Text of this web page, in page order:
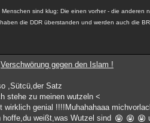
Menschen sind klug: Die einen vorher - die anderen
haben die DDR überstanden und werden auch die
Verschwörung gegen den Islam !
,Sütcü,der Satz
stehe zu meinen wutzeln <
wirklich genial !!!!Muhahahaaa
hoffe,du weißt,was Wutzel sind